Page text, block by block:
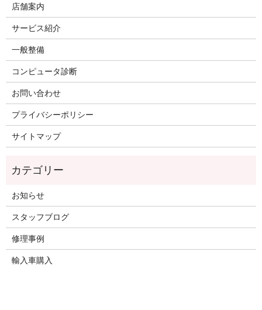
店舗案内
サービス紹介
一般整備
コンピュータ診断
お問い合わせ
プライバシーポリシー
サイトマップ
お知らせ
スタッフブログ
修理事例
輸入車購入